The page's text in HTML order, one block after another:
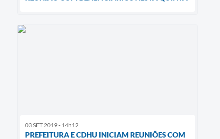
03 SET 2019 - 14h12
PREFEITURA E CDHU INICIAM REUNIÕES COM